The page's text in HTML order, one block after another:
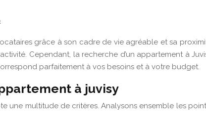
grâce à son cadre de vie agréable et sa
Cependant, la recherche d’un appartement à
parfaitement à vos besoins et à votre budget.
à juvisy
une multitude de critères. Analysons ensemble les